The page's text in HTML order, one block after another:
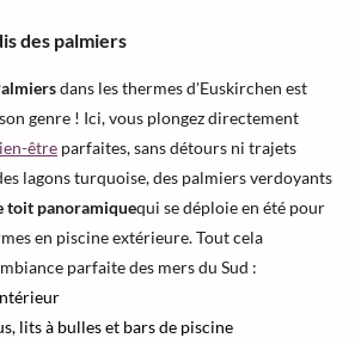
des palmiers
dans les thermes d'Euskirchen est
genre ! Ici, vous plongez directement
être parfaites, sans détours ni trajets
lagons turquoise, des palmiers verdoyants
toit panoramiquequi se déploie en été pour
en piscine extérieure. Tout cela
parfaite des mers du Sud :
lits à bulles et bars de piscine